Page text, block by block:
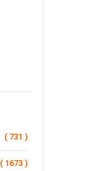
( 731 )
( 1673 )